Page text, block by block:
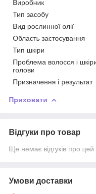
Виробник
Тип засобу
Вид рослинної олії
Область застосування
Тип шкіри
Проблема волосся і
голови
Призначення і результат
Приховати
Відгуки про товар
Ще немає відгуків про цей
Умови доставки